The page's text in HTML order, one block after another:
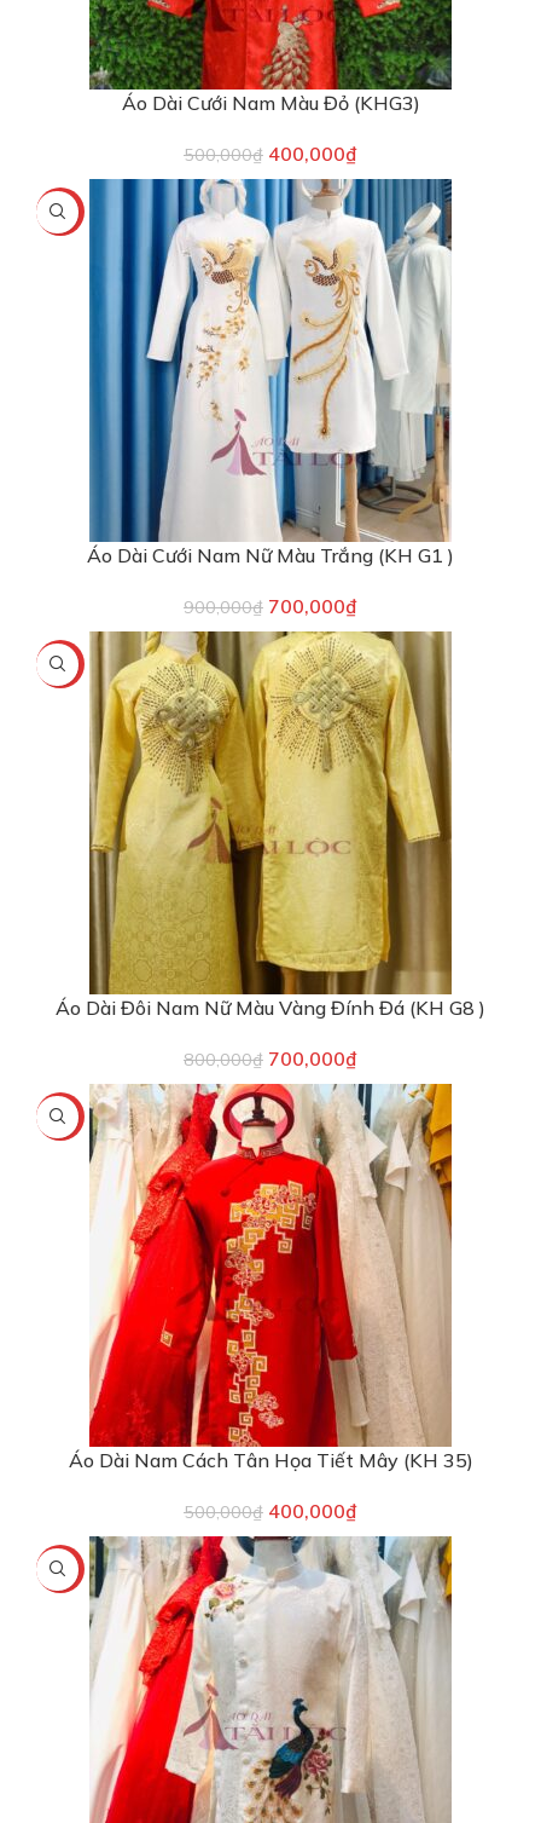
Áo Dài Cưới Nam Màu Đỏ (KHG3)
500,000₫ 400,000₫
-22%
Áo Dài Cưới Nam Nữ Màu Trắng (KH G1 )
900,000₫ 700,000₫
-13%
Áo Dài Đôi Nam Nữ Màu Vàng Đính Đá (KH G8 )
800,000₫ 700,000₫
-20%
Áo Dài Nam Cách Tân Họa Tiết Mây (KH 35)
500,000₫ 400,000₫
-20%